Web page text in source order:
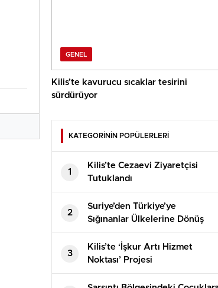
GENEL
Kilis’te kavurucu sıcaklar tesirini
sürdürüyor
KATEGORİNİN POPÜLERLERİ
1
Kilis’te Cezaevi Ziyaretçisi
Tutuklandı
2
Suriye’den Türkiye’ye
Sığınanlar Ülkelerine Dönüş
Yapıyor
3
Kilis’te ‘İşkur Artı Hizmet
Noktası’ Projesi